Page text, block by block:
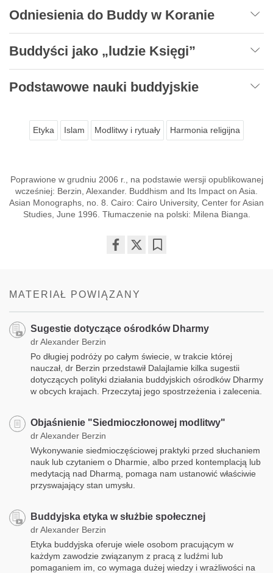
Odniesienia do Buddy w Koranie
Buddyści jako „ludzie Księgi”
Podstawowe nauki buddyjskie
Etyka Islam Modlitwy i rytuały Harmonia religijna
Poprawione w grudniu 2006 r., na podstawie wersji opublikowanej
wcześniej: Berzin, Alexander. Buddhism and Its Impact on Asia.
Asian Monographs, no. 8. Cairo: Cairo University, Center for Asian
Studies, June 1996. Tłumaczenie na polski: Milena Bianga.
MATERIAŁ POWIĄZANY
Sugestie dotyczące ośrodków Dharmy
dr Alexander Berzin
Po długiej podróży po całym świecie, w trakcie której
nauczał, dr Berzin przedstawił Dalajlamie kilka sugestii
dotyczących polityki działania buddyjskich ośrodków Dharmy
w obcych krajach. Przeczytaj jego spostrzeżenia i zalecenia.
Objaśnienie "Siedmioczłonowej modlitwy"
dr Alexander Berzin
Wykonywanie siedmioczęściowej praktyki przed słuchaniem
nauk lub czytaniem o Dharmie, albo przed kontemplacją lub
medytacją nad Dharmą, pomaga nam ustanowić właściwie
przyswajający stan umysłu.
Buddyjska etyka w służbie społecznej
dr Alexander Berzin
Etyka buddyjska oferuje wiele osobom pracującym w
każdym zawodzie związanym z pracą z ludźmi lub
pomaganiem im, co wymaga dużej wiedzy i wrażliwości na